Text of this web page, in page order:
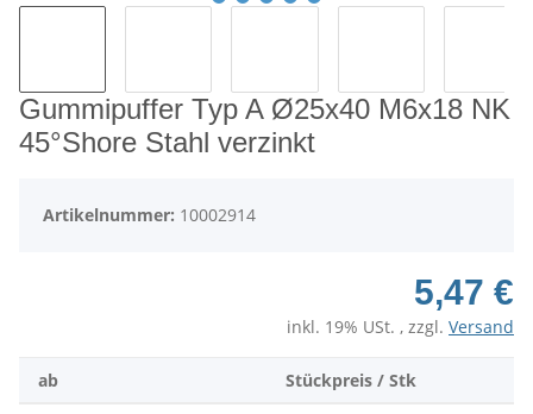
Gummipuffer Typ A Ø25x40 M6x18 NK
45°Shore Stahl verzinkt
Artikelnummer: 10002914
5,47 €
inkl. 19% USt. , zzgl. Versand
ab Stückpreis / Stk